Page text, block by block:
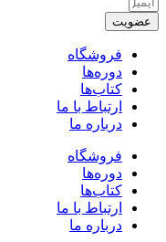
عضویت
فروشگاه
دوره‌ها
کتاب‌ها
ارتباط با ما
درباره ما
فروشگاه
دوره‌ها
کتاب‌ها
ارتباط با ما
درباره ما